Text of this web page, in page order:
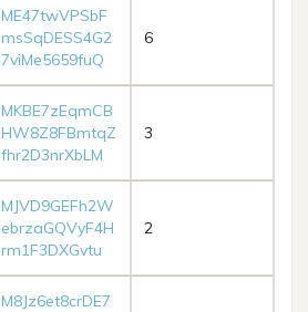
ME47twVPSbF
msSqDESS4G2
7viMe5659fuQ
6
MKBE7zEqmCB
HW8Z8FBmtqZ
fhr2D3nrXbLM
3
MJVD9GEFh2W
ebrzaGQVyF4H
rm1F3DXGvtu
2
M8Jz6et8crDE7